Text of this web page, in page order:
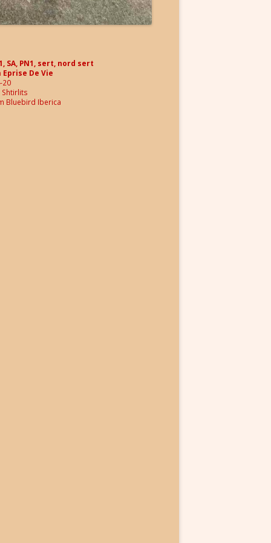
SA, PN1, sert, nord sert
De Vie
20
Bluebird Iberica